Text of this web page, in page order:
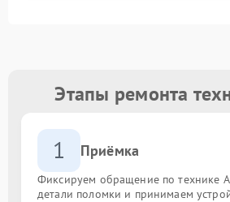
Этапы ремонта
1 Приёмка
Фиксируем обращение по технике
детали поломки и принимаем